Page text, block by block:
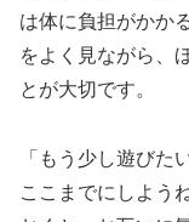
は体に負担がかか
をよく見ながら、
とが大切です。
「もう少し遊びた
ここまでにしよう